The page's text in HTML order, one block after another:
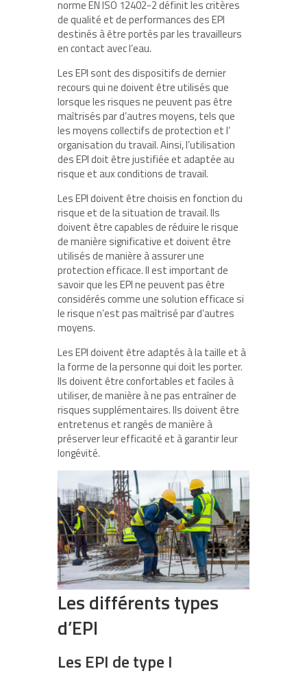
norme EN ISO 12402-2 définit les critères
de qualité et de performances des EPI
destinés à être portés par les travailleurs
en contact avec l’eau.
Les EPI sont des dispositifs de dernier
recours qui ne doivent être utilisés que
lorsque les risques ne peuvent pas être
maîtrisés par d’autres moyens, tels que
les moyens collectifs de protection et l’
organisation du travail. Ainsi, l’utilisation
des EPI doit être justifiée et adaptée au
risque et aux conditions de travail.
Les EPI doivent être choisis en fonction du
risque et de la situation de travail. Ils
doivent être capables de réduire le risque
de manière significative et doivent être
utilisés de manière à assurer une
protection efficace. Il est important de
savoir que les EPI ne peuvent pas être
considérés comme une solution efficace si
le risque n’est pas maîtrisé par d’autres
moyens.
Les EPI doivent être adaptés à la taille et à
la forme de la personne qui doit les porter.
Ils doivent être confortables et faciles à
utiliser, de manière à ne pas entraîner de
risques supplémentaires. Ils doivent être
entretenus et rangés de manière à
préserver leur efficacité et à garantir leur
longévité.
Les différents types
d’EPI
Les EPI de type I